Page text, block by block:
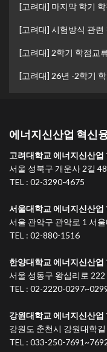
[고려대] 마지막 학기
[고려대] 시험방식 관련
[고려대] 2학기 학점교
[고려대] 26년 -2학기
에너지신산업 혁신
고려대학교 에너지신산
서울 성북구 개운사 2길
TEL : 02-3290-4675
서울대학교 에너지신산
서울 관악구 관악로 1 서
TEL : 02-880-1516
한양대학교 에너지신산
서울 성동구 왕십리로
TEL : 02-2220-
강원대학교 에너지신산
강원도 춘천시 강원대학
TEL : 033-250-